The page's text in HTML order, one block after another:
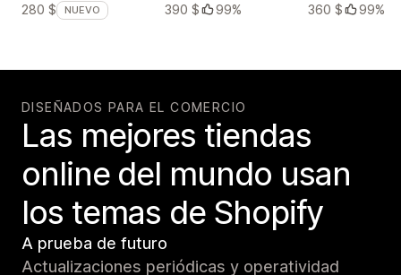
280 $
NUEVO
390 $
99%
360 $
99%
DISEÑADOS PARA EL COMERCIO
Las mejores tiendas
online del mundo usan
los temas de Shopify
A prueba de futuro
Actualizaciones periódicas y operatividad